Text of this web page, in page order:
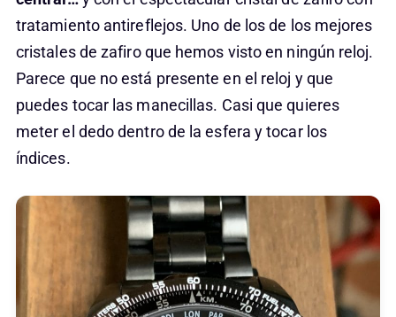
tratamiento antireflejos. Uno de los de los mejores
cristales de zafiro que hemos visto en ningún reloj.
Parece que no está presente en el reloj y que
puedes tocar las manecillas. Casi que quieres
meter el dedo dentro de la esfera y tocar los
índices.